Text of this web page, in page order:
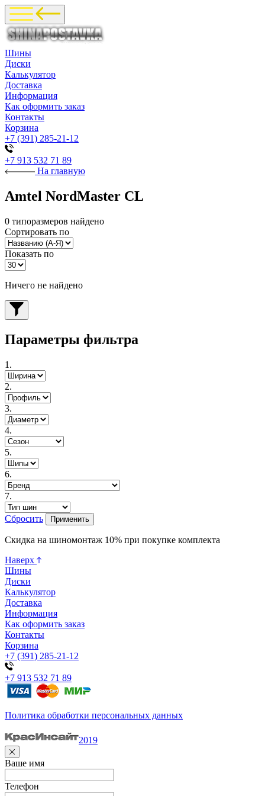
Шины
Диски
Калькулятор
Доставка
Информация
Как оформить заказ
Контакты
Корзина
+7 (391) 285-21-12
+7 913 532 71 89
На главную
Amtel NordMaster CL
0 типоразмеров найдено
Сортировать по
Показать по
Ничего не найдено
Параметры фильтра
1.
2.
3.
4.
5.
6.
7.
Сбросить Применить
Скидка на шиномонтаж 10% при покупке комплекта
Наверх
Шины
Диски
Калькулятор
Доставка
Информация
Как оформить заказ
Контакты
Корзина
+7 (391) 285-21-12
+7 913 532 71 89
Политика обработки персональных данных
2019
Ваше имя
Телефон